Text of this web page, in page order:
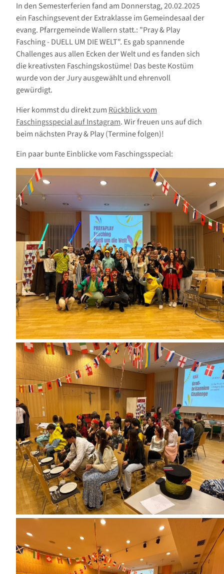
In den Semesterferien fand am Donnerstag, 20.02.2025
ein Faschingsevent der Extraklasse im Gemeindesaal der
evang. Pfarrgemeinde Wallern statt.: "Pray & Play
Fasching - DUELL UM DIE WELT". Es gab spannende
Challenges aus allen Ecken der Welt und es fanden sich
die kreativsten Faschingskostüme! Das beste Kostüm
wurde von der Jury ausgewählt und ehrenvoll
gewürdigt.
Hier kommst du direkt zum Rückblick vom
Faschingsspecial auf Instagram. Wir freuen uns auf dich
beim nächsten Pray & Play (Termine folgen)!
Ein paar bunte Einblicke vom Faschingsspecial: